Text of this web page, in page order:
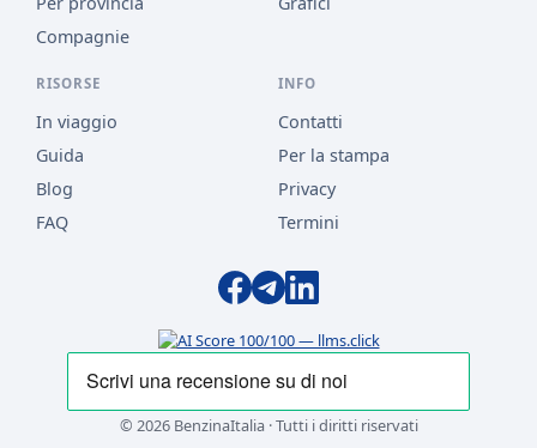
Compagnie
RISORSE
In viaggio
Guida
Blog
FAQ
INFO
Contatti
Per la stampa
Privacy
Termini
© 2026 BenzinaItalia · Tutti i diritti riservati